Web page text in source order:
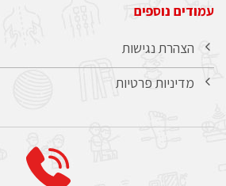
עמודים נוספים
הצהרת נגישות
מדיניות פרטיות